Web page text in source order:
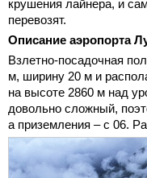
крушения лайнера, и
перевозят.
Описание аэропорта
Взлетно-посадочная
м, ширину 20 м и
на высоте 2860 м над
довольно сложный,
а приземления – с 06.